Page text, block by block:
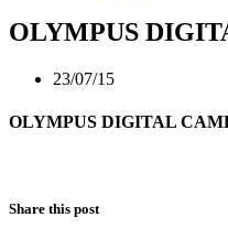
OLYMPUS
23/07/15
OLYMPUS DIGITAL
Share this post